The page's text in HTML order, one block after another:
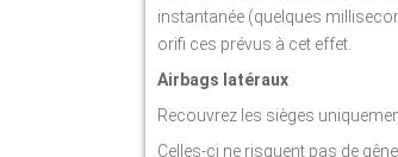
instantanée (quelques
orifi ces prévus à cet effet.
Airbags latéraux
Recouvrez les sièges
Celles-ci ne risquent pas de